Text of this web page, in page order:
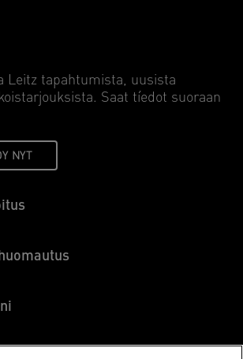
Leitz tapahtumista, uusista
Saat tíedot suoraan
NYT